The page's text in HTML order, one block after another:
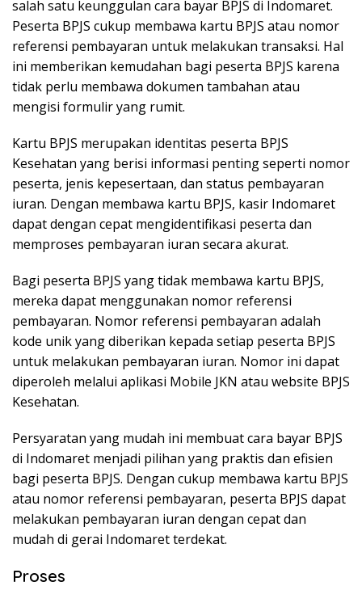
salah satu keunggulan cara bayar BPJS di Indomaret.
Peserta BPJS cukup membawa kartu BPJS atau nomor
referensi pembayaran untuk melakukan transaksi. Hal
ini memberikan kemudahan bagi peserta BPJS karena
tidak perlu membawa dokumen tambahan atau
mengisi formulir yang rumit.
Kartu BPJS merupakan identitas peserta BPJS
Kesehatan yang berisi informasi penting seperti nomor
peserta, jenis kepesertaan, dan status pembayaran
iuran. Dengan membawa kartu BPJS, kasir Indomaret
dapat dengan cepat mengidentifikasi peserta dan
memproses pembayaran iuran secara akurat.
Bagi peserta BPJS yang tidak membawa kartu BPJS,
mereka dapat menggunakan nomor referensi
pembayaran. Nomor referensi pembayaran adalah
kode unik yang diberikan kepada setiap peserta BPJS
untuk melakukan pembayaran iuran. Nomor ini dapat
diperoleh melalui aplikasi Mobile JKN atau website BPJS
Kesehatan.
Persyaratan yang mudah ini membuat cara bayar BPJS
di Indomaret menjadi pilihan yang praktis dan efisien
bagi peserta BPJS. Dengan cukup membawa kartu BPJS
atau nomor referensi pembayaran, peserta BPJS dapat
melakukan pembayaran iuran dengan cepat dan
mudah di gerai Indomaret terdekat.
Proses